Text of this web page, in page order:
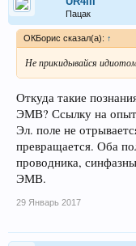
Пацак
ОКБорис сказал(а): ↑
Не прикидывайся
Откуда такие
ЭМВ? Ссылку на опыт
Эл. поле не
превращается. Оба
проводника,
ЭМВ.
29 Январь 2017